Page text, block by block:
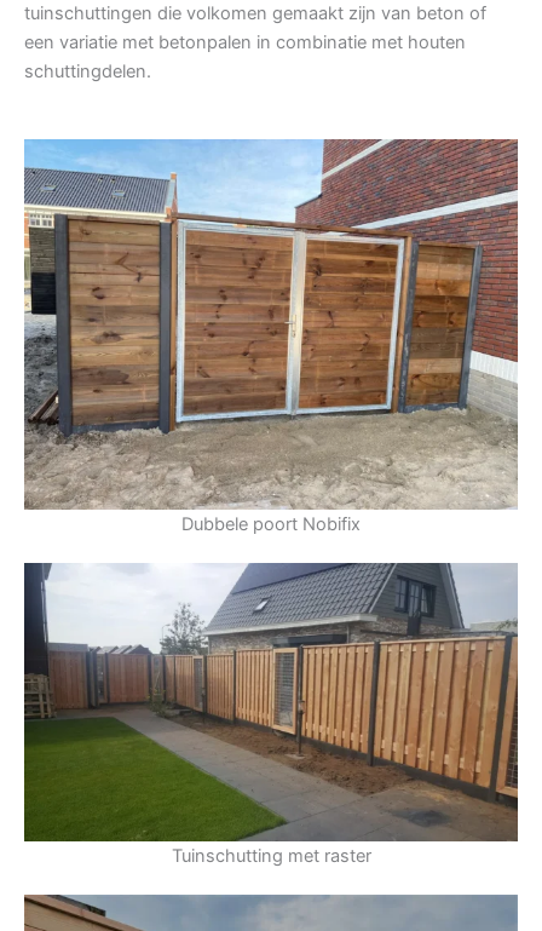
tuinschuttingen die volkomen gemaakt zijn van beton of
een variatie met betonpalen in combinatie met houten
schuttingdelen.
Dubbele poort Nobifix
Tuinschutting met raster